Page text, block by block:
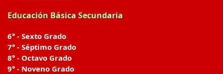
Educación Básica Secundaria
6° - Sexto Grado
7° - Séptimo Grado
8° - Octavo Grado
9° - Noveno Grado